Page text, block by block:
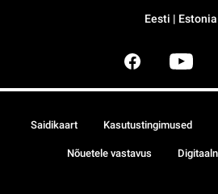
Eesti | Estonia
Saidikaart Kasutustingimused
Nõuetele vastavus